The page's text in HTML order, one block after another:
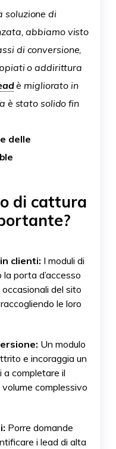
soluzione di
abbiamo visto
di conversione,
o addirittura
è migliorato in
è stato solido fin
delle
di cattura
clienti: I moduli di
porta d’accesso
del sito
le loro
Un modulo
e incoraggia un
a completare il
complessivo
Porre domande
i lead di alta